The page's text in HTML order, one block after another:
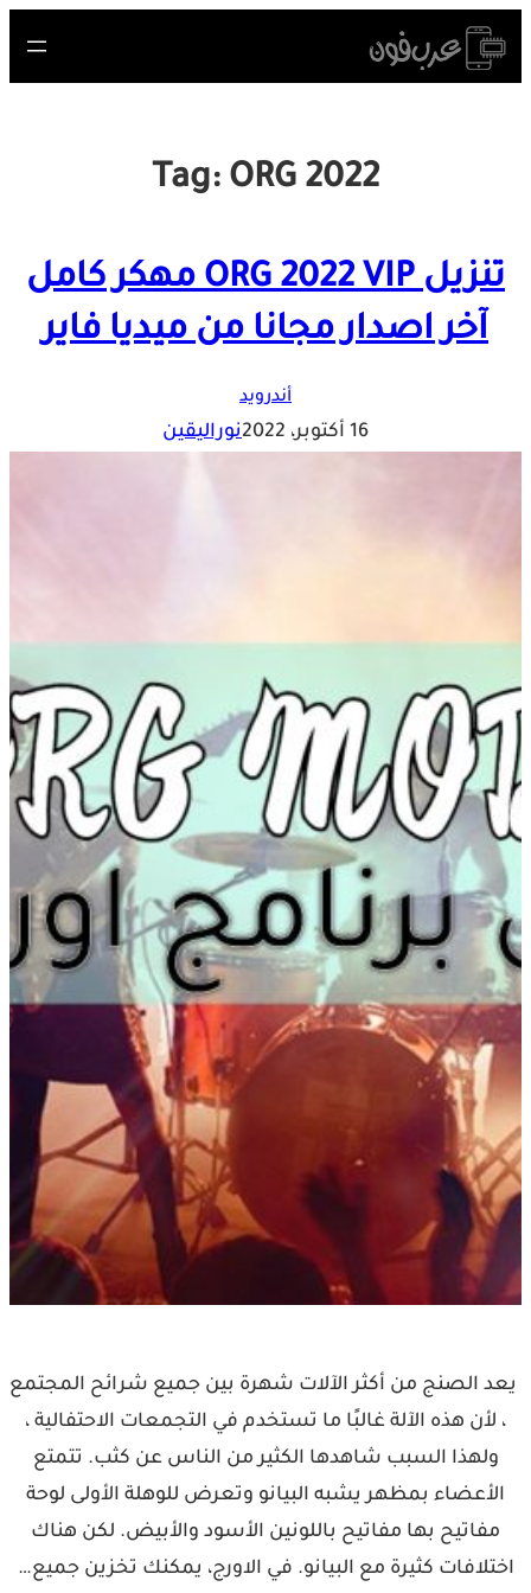
Skip
to
Tag: ORG 2022
تنزيل ORG 2022 VIP مهكر كامل
آخر اصدار مجانا من ميديا فاير
أندرويد
16 أكتوبر، 2022 نوراليقين
يعد الصنج من أكثر الآلات شهرة بين جميع شرائح المجتمع
، لأن هذه الآلة غالبًا ما تستخدم في التجمعات الاحتفالية ،
ولهذا السبب شاهدها الكثير من الناس عن كثب. تتمتع
الأعضاء بمظهر يشبه البيانو وتعرض للوهلة الأولى لوحة
مفاتيح بها مفاتيح باللونين الأسود والأبيض. لكن هناك
اختلافات كثيرة مع البيانو. في الاورج، يمكنك تخزين جميع…